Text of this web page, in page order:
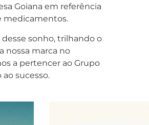
Goiana em referência
medicamentos.
sonho, trilhando o
nossa marca no
a pertencer ao Grupo
sucesso.